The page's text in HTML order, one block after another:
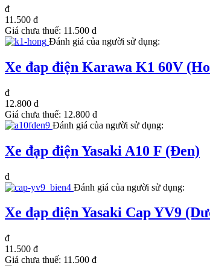
đ
11.500 đ
Giá chưa thuế: 11.500 đ
Đánh giá của người sử dụng:
Xe đap điện Karawa K1 60V
đ
12.800 đ
Giá chưa thuế: 12.800 đ
Đánh giá của người sử dụng:
Xe đạp điện Yasaki A10 F (Đen)
đ
Đánh giá của người sử dụng:
Xe đạp điện Yasaki Cap YV9
đ
11.500 đ
Giá chưa thuế: 11.500 đ